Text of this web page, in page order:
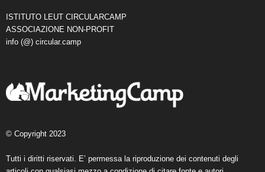
ISTITUTO LEUT CIRCULARCAMP
ASSOCIAZIONE NON-PROFIT
info (@) circular.camp
© Copyright 2023
Tutti i diritti riservati. E’ permessa la riproduzione dei contenuti degli